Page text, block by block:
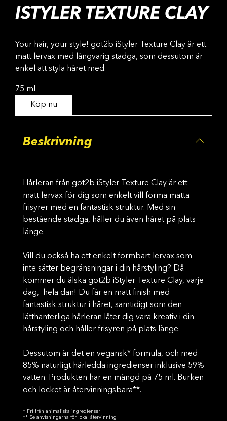
ISTYLER TEXTURE CLAY
Your hair, your style! got2b iStyler Texture Clay är ett
matt lervax med långvarig stadga, som dessutom är
enkel att styla håret med.
75 ml
Köp nu
Beskrivning
Hårleran från got2b iStyler Texture Clay är ett
matt lervax för dig som enkelt vill forma matta
frisyrer med en fantastisk struktur. Med sin
bestående stadga, håller du även håret på plats
länge.
Vill du också ha ett enkelt formbart lervax som
inte sätter begränsningar i din hårstyling? Då
kommer du älska got2b iStyler Texture Clay, varje
dag, hela dan! Du får en matt finish med
fantastisk struktur i håret, samtidigt som den
lätthanterliga hårleran låter dig vara kreativ i din
hårstyling och håller frisyren på plats länge.
Dessutom är det en vegansk* formula, och med
85% naturligt härledda ingredienser inklusive 59%
vatten. Produkten har en mängd på 75 ml. Burken
och locket är återvinningsbara**.
* Fri från animaliska ingredienser
** Se anvisningarna för lokal återvinning